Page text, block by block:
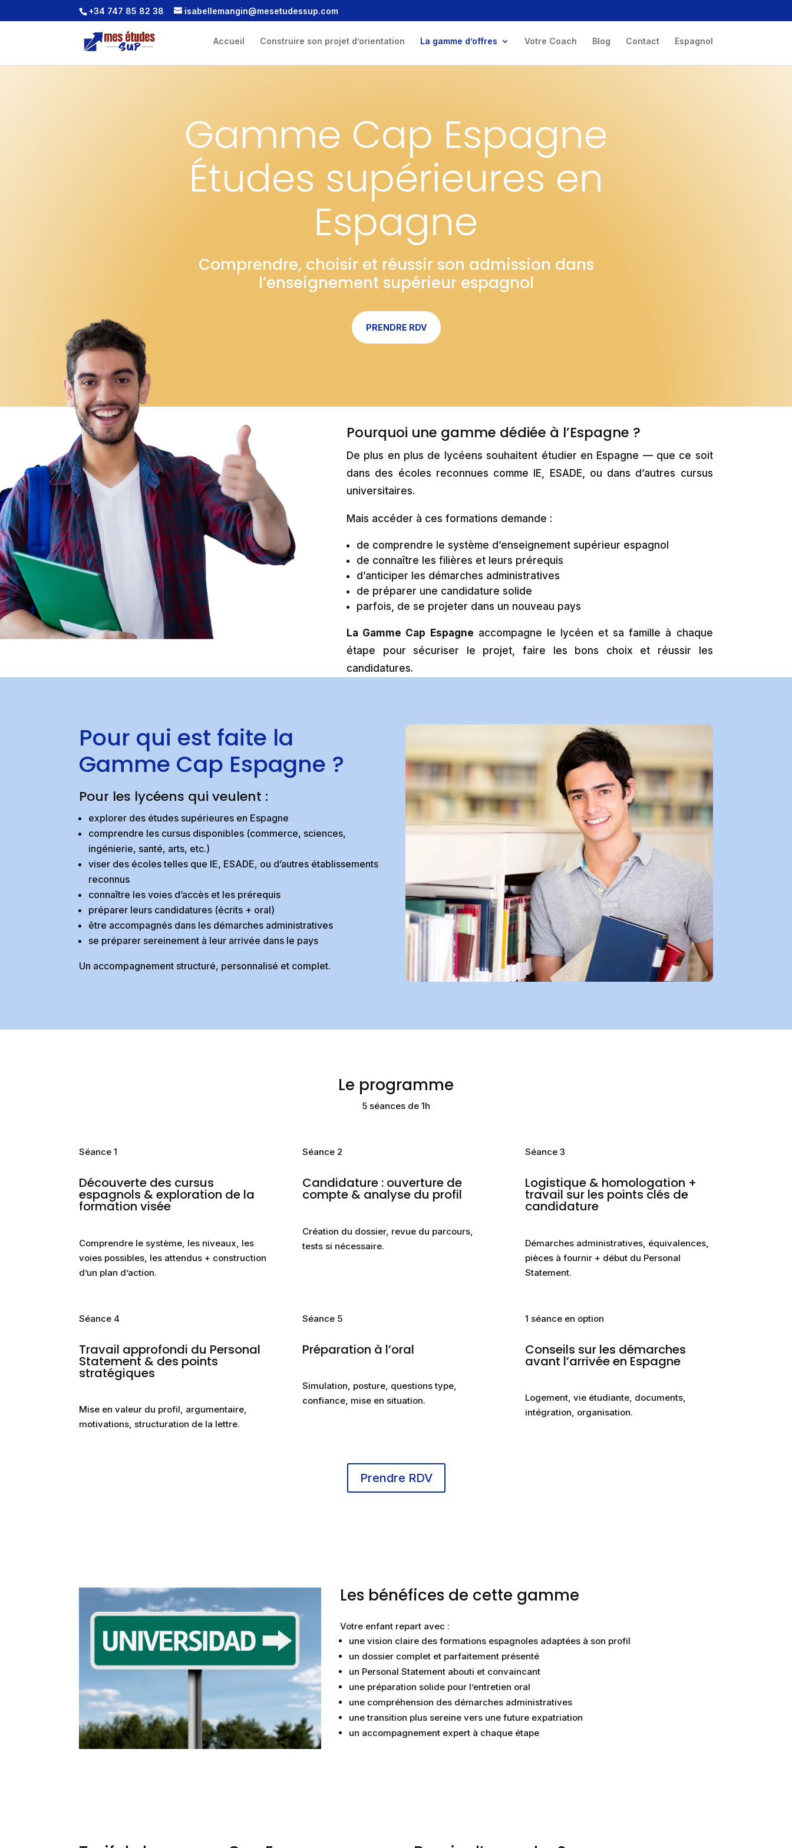
+34 747 85 82 38 isabellemangin@mesetudessup.com
Accueil Construire son projet d’orientation La gamme d’offres Votre Coach Blog Contact Espagnol
Gamme Cap Espagne
Études supérieures en
Espagne
Comprendre, choisir et réussir son admission dans
l’enseignement supérieur espagnol
PRENDRE RDV
Pourquoi une gamme dédiée à l’Espagne ?
De plus en plus de lycéens souhaitent étudier en Espagne — que ce soit
dans des écoles reconnues comme IE, ESADE, ou dans d’autres cursus
universitaires.
Mais accéder à ces formations demande :
de comprendre le système d’enseignement supérieur espagnol
de connaître les filières et leurs prérequis
d’anticiper les démarches administratives
de préparer une candidature solide
parfois, de se projeter dans un nouveau pays
La Gamme Cap Espagne accompagne le lycéen et sa famille à chaque
étape pour sécuriser le projet, faire les bons choix et réussir les
candidatures.
Pour qui est faite la
Gamme Cap Espagne ?
Pour les lycéens qui veulent :
explorer des études supérieures en Espagne
comprendre les cursus disponibles (commerce, sciences,
ingénierie, santé, arts, etc.)
viser des écoles telles que IE, ESADE, ou d’autres établissements
reconnus
connaître les voies d’accès et les prérequis
préparer leurs candidatures (écrits + oral)
être accompagnés dans les démarches administratives
se préparer sereinement à leur arrivée dans le pays
Un accompagnement structuré, personnalisé et complet.
Le programme
5 séances de 1h
Séance 1
Découverte des cursus
espagnols & exploration de la
formation visée
Comprendre le système, les niveaux, les
voies possibles, les attendus + construction
d’un plan d’action.
Séance 2
Candidature : ouverture de
compte & analyse du profil
Création du dossier, revue du parcours,
tests si nécessaire.
Séance 3
Logistique & homologation +
travail sur les points clés de
candidature
Démarches administratives, équivalences,
pièces à fournir + début du Personal
Statement.
Séance 4
Travail approfondi du Personal
Statement & des points
stratégiques
Mise en valeur du profil, argumentaire,
motivations, structuration de la lettre.
Séance 5
Préparation à l’oral
Simulation, posture, questions type,
confiance, mise en situation.
1 séance en option
Conseils sur les démarches
avant l’arrivée en Espagne
Logement, vie étudiante, documents,
intégration, organisation.
Prendre RDV
Les bénéfices de cette gamme
Votre enfant repart avec :
une vision claire des formations espagnoles adaptées à son profil
un dossier complet et parfaitement présenté
un Personal Statement abouti et convaincant
une préparation solide pour l’entretien oral
une compréhension des démarches administratives
une transition plus sereine vers une future expatriation
un accompagnement expert à chaque étape